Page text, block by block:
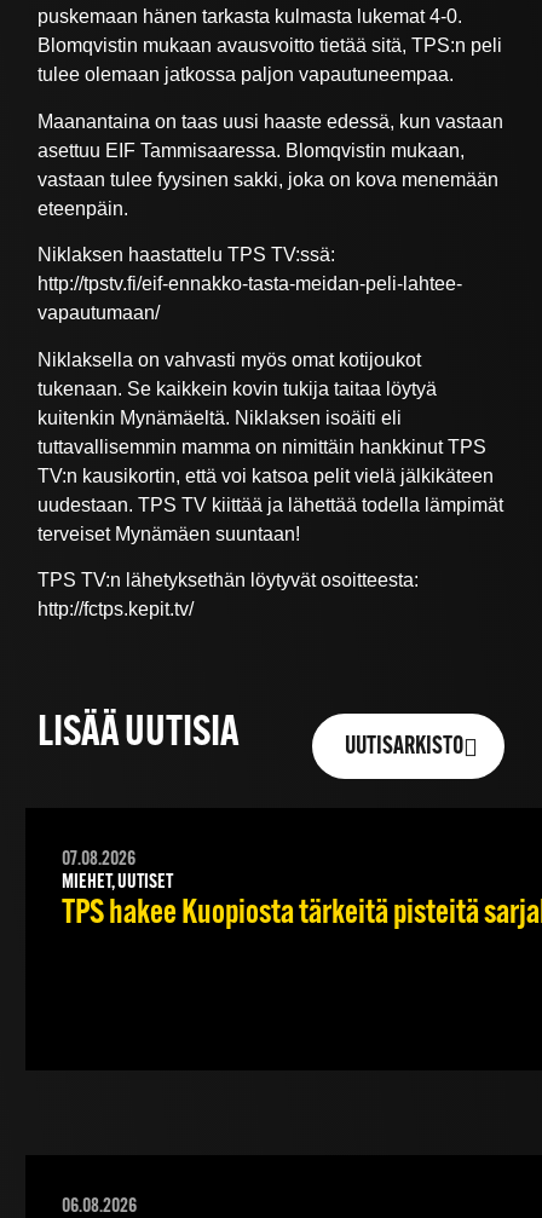
puskemaan hänen tarkasta kulmasta lukemat 4-0.
Blomqvistin mukaan avausvoitto tietää sitä, TPS:n peli
tulee olemaan jatkossa paljon vapautuneempaa.
Maanantaina on taas uusi haaste edessä, kun vastaan
asettuu EIF Tammisaaressa. Blomqvistin mukaan,
vastaan tulee fyysinen sakki, joka on kova menemään
eteenpäin.
Niklaksen haastattelu TPS TV:ssä:
http://tpstv.fi/eif-ennakko-tasta-meidan-peli-lahtee-
vapautumaan/
Niklaksella on vahvasti myös omat kotijoukot
tukenaan. Se kaikkein kovin tukija taitaa löytyä
kuitenkin Mynämäeltä. Niklaksen isoäiti eli
tuttavallisemmin mamma on nimittäin hankkinut TPS
TV:n kausikortin, että voi katsoa pelit vielä jälkikäteen
uudestaan. TPS TV kiittää ja lähettää todella lämpimät
terveiset Mynämäen suuntaan!
TPS TV:n lähetyksethän löytyvät osoitteesta:
http://fctps.kepit.tv/
LISÄÄ UUTISIA UUTISARKISTO
07.08.2026
MIEHET, UUTISET
TPS hakee Kuopiosta tärkeitä pisteitä
06.08.2026